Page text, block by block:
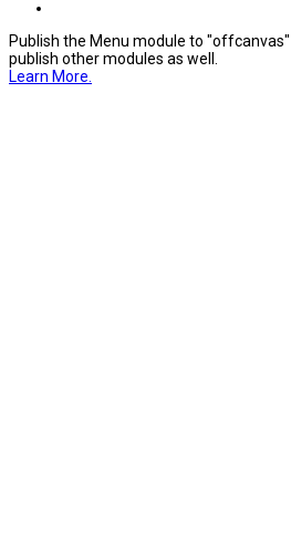
Publish the Menu module to
publish other modules as well.
Learn More.